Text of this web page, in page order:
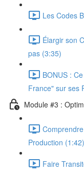
Les Codes
Élargir son
pas (3:35)
BONUS :
France" sur ses
Module #3 :
Production (1:42)
Faire